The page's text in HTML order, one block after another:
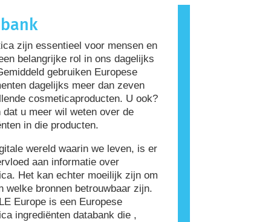
wordt een allergeen
Cosmetica en verzorgingsproducten
allergeen zijn. Dit betekent
product niet veilig is voor anderen
zijn essentieel voor mensen en
belangrijke rol in ons dagelijks
gebruiken Europese
dagelijks meer dan zeven
cosmeticaproducten. U ook?
dat u meer wil weten over de
in die producten.
wereld waarin we leven, is er
aan informatie over
Het kan echter moeilijk zijn om
welke bronnen betrouwbaar zijn.
Europe is een Europese
ingrediënten databank die ,